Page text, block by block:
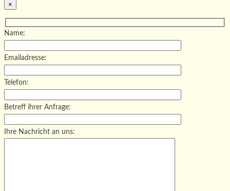
×
Name:
Emailadresse:
Telefon:
Betreff ihrer Anfrage:
Ihre Nachricht an uns: